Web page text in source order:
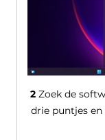
2Zoek de
drie puntjes